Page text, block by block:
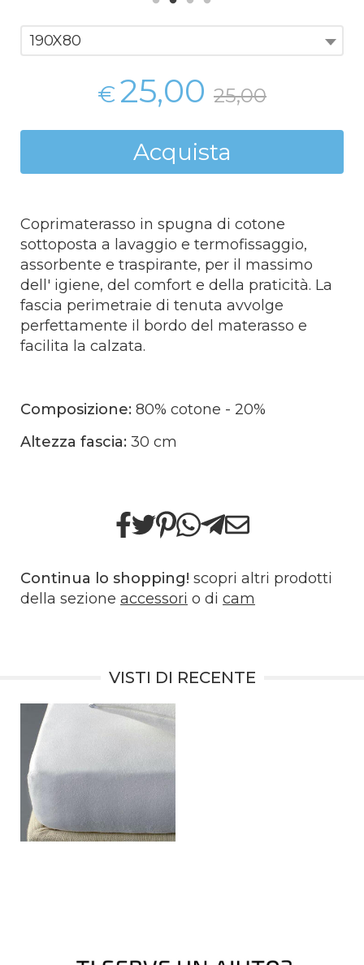
190X80
€ 25,00 25,00
Acquista
Coprimaterasso in spugna di cotone
sottoposta a lavaggio e termofissaggio,
assorbente e traspirante, per il massimo
dell' igiene, del comfort e della praticità. La
fascia perimetraie di tenuta avvolge
perfettamente il bordo del materasso e
facilita la calzata.
Composizione: 80% cotone - 20%
Altezza fascia: 30 cm
Continua lo shopping! scopri altri prodotti
della sezione accessori o di cam
VISTI DI RECENTE